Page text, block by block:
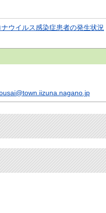
ウイルス感染症患者の発生状況